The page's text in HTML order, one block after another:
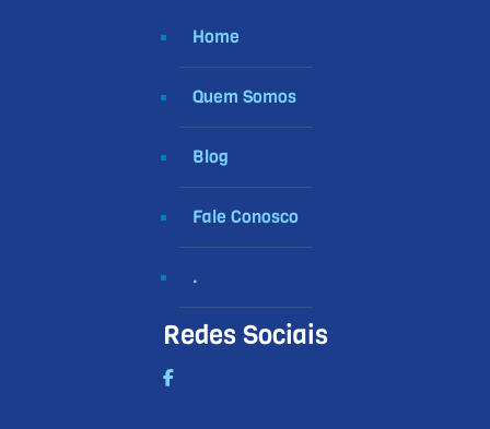
Home
Quem Somos
Blog
Fale Conosco
.
Redes Sociais